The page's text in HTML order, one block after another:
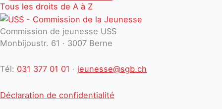
Tous les droits de A à Z
Commission de jeunesse USS
Monbijoustr. 61 · 3007 Berne
Tél: 031 377 01 01 · jeunesse@sgb.ch
Déclaration de confidentialité